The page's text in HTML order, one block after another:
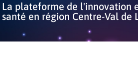
La plateforme de l'innovation
santé en région Centre-Val de